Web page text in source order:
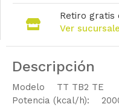
Retiro gratis
Ver
Descripción
Modelo TT TB2 TE
Potencia (kcal/h):